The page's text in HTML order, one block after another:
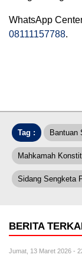
WhatsApp
08111157788.
Tag : Bantuan
Mahkamah
Sidang Sengketa
BERITA
Jumat, 13 Maret 2026 -